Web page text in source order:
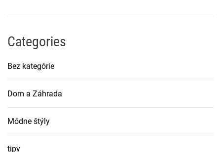
Categories
Bez kategórie
Dom a Záhrada
Módne štýly
tipy